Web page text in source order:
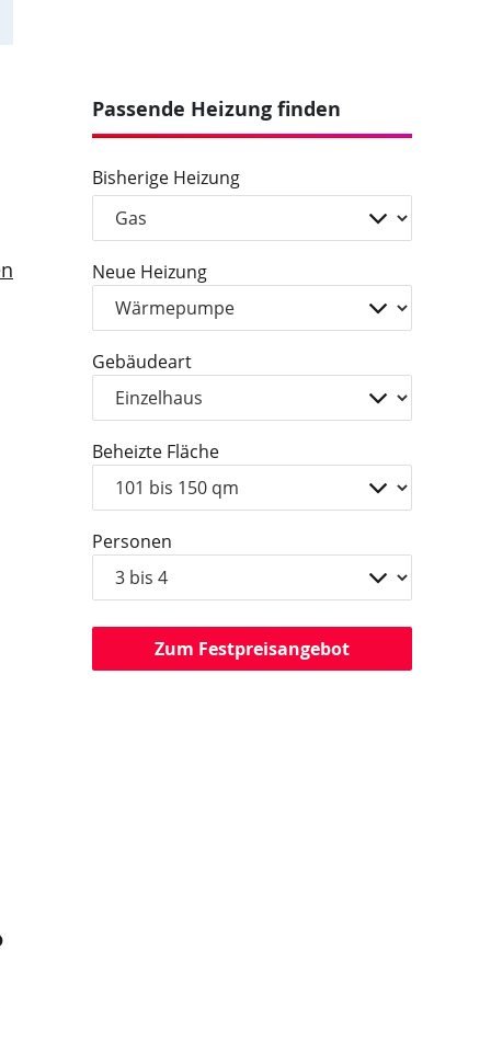
Passende Heizung finden
Bisherige Heizung
Neue Heizung
Gebäudeart
Beheizte Fläche
Personen
Zum Festpreisangebot